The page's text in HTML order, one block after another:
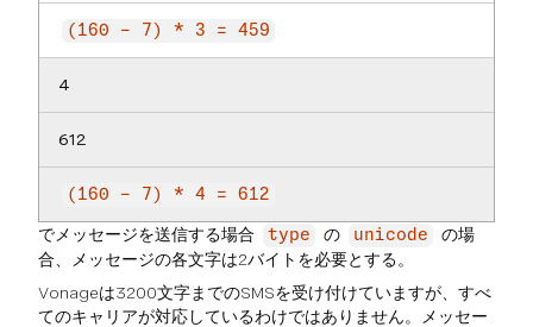
(160 - 7) * 3 = 459
4
612
(160 - 7) * 4 = 612
でメッセージを送信する場合 type の unicode
の場
合、メッセージの各文字は2バイトを必要とする。
Vonageは3200文字までのSMSを受け付けていますが、すべ
てのキャリアが対応しているわけではありません。メッセー